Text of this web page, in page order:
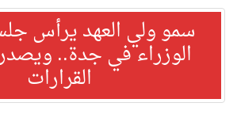
سمو ولي العهد يرأس
الوزراء في جدة..
القرارات